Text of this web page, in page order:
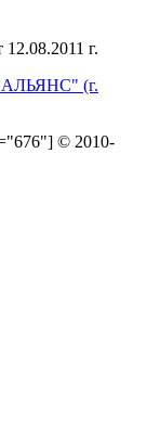
12.08.2011 г.
(г.
© 2010-